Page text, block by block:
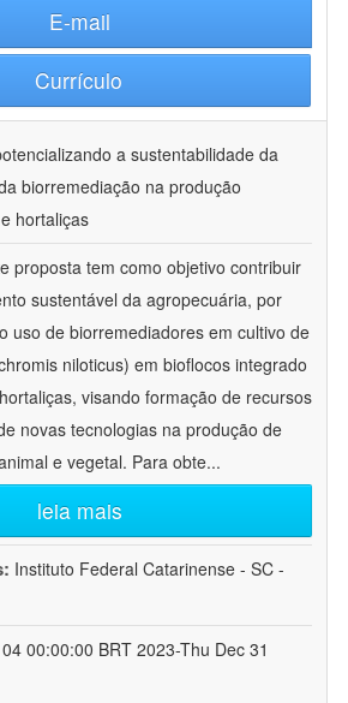
E-mail
Currículo
a sustentabilidade da
biorremediação na produção
hortaliças
proposta tem como objetivo contribuir
sustentável da agropecuária, por
uso de biorremediadores em cultivo de
niloticus) em bioflocos integrado
visando formação de recursos
novas tecnologias na produção de
e vegetal. Para obte...
leia mais
Instituto Federal Catarinense - SC -
00:00:00 BRT 2023-Thu Dec 31